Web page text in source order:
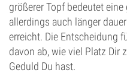
größerer Topf bedeutet
allerdings auch länger
erreicht. Die Entscheidung
davon ab, wie viel Platz Dir
Geduld Du hast.